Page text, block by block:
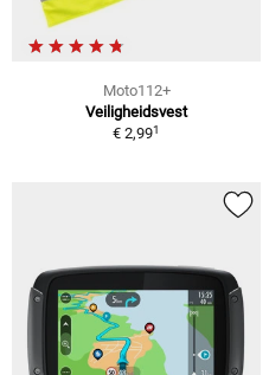
Moto112+
Veiligheidsvest
€ 2,991